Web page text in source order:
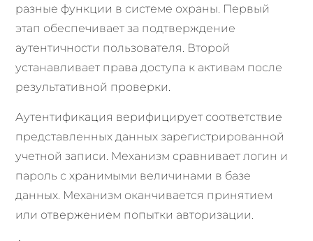
разные функции в системе охраны. Первый
этап обеспечивает за подтверждение
аутентичности пользователя. Второй
устанавливает права доступа к активам после
результативной проверки.
Аутентификация верифицирует соответствие
представленных данных зарегистрированной
учетной записи. Механизм сравнивает логин и
пароль с хранимыми величинами в базе
данных. Механизм оканчивается принятием
или отвержением попытки авторизации.